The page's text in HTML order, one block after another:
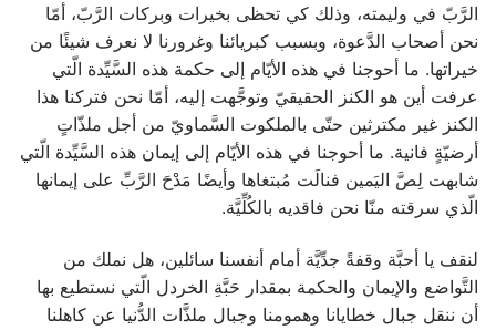
الرَّبّ في وليمته، وذلك كي تحظى بخيرات وبركات الرَّبّ، أمّا
نحن أصحاب الدَّعوة، وبسبب كبريائنا وغرورنا لا نعرف شيئًا من
خيراتها. ما أحوجنا في هذه الأيّام إلى حكمة هذه السَّيِّدة الّتي
عرفت أين هو الكنز الحقيقيّ وتوجَّهت إليه، أمّا نحن فتركنا هذا
الكنز غير مكترثين حتّى بالملكوت السَّماويّ من أجل ملذّاتٍ
أرضيّةٍ فانية. ما أحوجنا في هذه الأيّام إلى إيمان هذه السَّيِّدة الّتي
شابهت لِصَّ اليَمين فنالَت مُبتغاها وأيضًا مَدْحَ الرَّبِّ على إيمانها
الّذي سرقته منّا نحن فاقديه بالكُلِّيَّة.
لنقف يا أحبَّة وقفةً جدِّيَّة أمام أنفسنا سائلين، هل نملك من
التَّواضع والإيمان والحكمة بمقدار حَبَّةِ الخردل الّتي نستطيع بها
أن ننقل جبال خطايانا وهمومنا وجبال ملذَّات الدُّنيا عن كاهلنا